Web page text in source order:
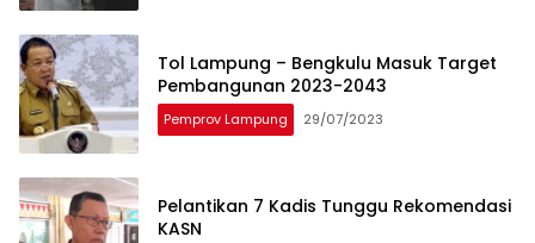
Tol Lampung – Bengkulu Masuk Target
Pembangunan 2023-2043
Pemprov Lampung 29/07/2023
Pelantikan 7 Kadis Tunggu Rekomendasi
KASN